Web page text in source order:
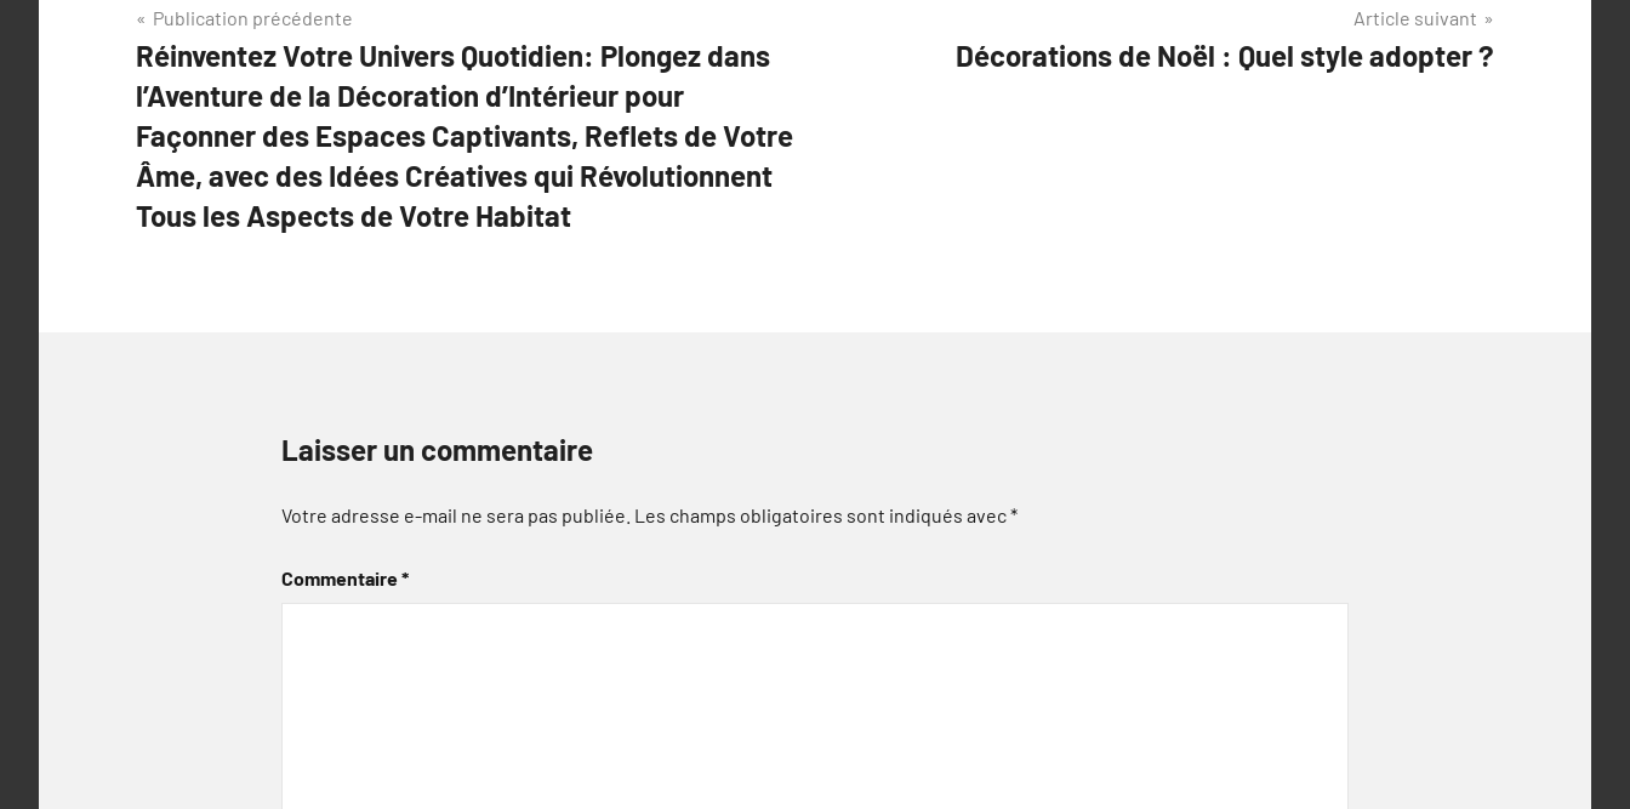
Navigation
de
l’article
Publication précédente
Réinventez Votre Univers Quotidien: Plongez dans
l’Aventure de la Décoration d’Intérieur pour
Façonner des Espaces Captivants, Reflets de Votre
Âme, avec des Idées Créatives qui Révolutionnent
Tous les Aspects de Votre Habitat
Article suivant
Décorations de Noël : Quel style adopter ?
Laisser un commentaire
Votre adresse e-mail ne sera pas publiée. Les champs obligatoires sont indiqués avec*
Commentaire*